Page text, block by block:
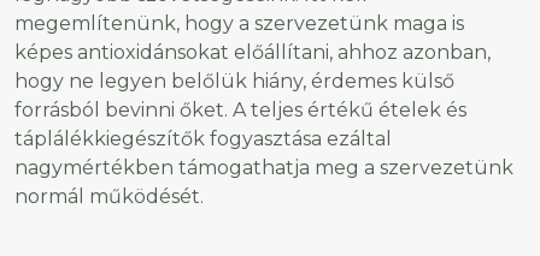
megemlítenünk, hogy a szervezetünk maga is
képes antioxidánsokat előállítani, ahhoz azonban,
hogy ne legyen belőlük hiány, érdemes külső
forrásból bevinni őket. A teljes értékű ételek és
táplálékkiegészítők fogyasztása ezáltal
nagymértékben támogathatja meg a szervezetünk
normál működését.